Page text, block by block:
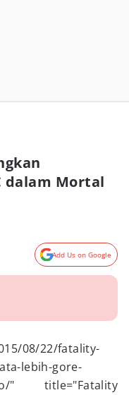
dalam Mortal
Add Us on Google
08/22/fatality-
lebih-gore-
" title="Fatality